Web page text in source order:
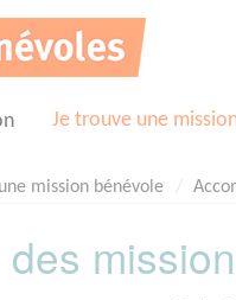
Je trouve une
une mission bénévole